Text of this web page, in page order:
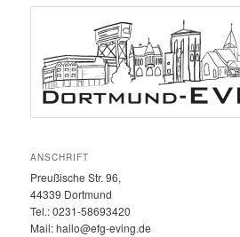
ANSCHRIFT
Preußische Str. 96,
44339 Dortmund
Tel.: 0231-58693420‬
Mail: hallo@efg-eving.de